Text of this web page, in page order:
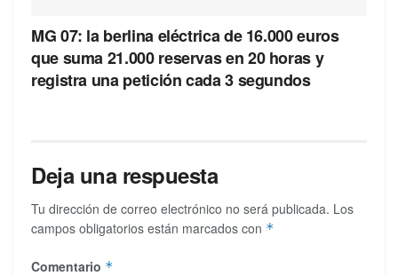
MG 07: la berlina eléctrica de 16.000 euros
que suma 21.000 reservas en 20 horas y
registra una petición cada 3 segundos
Deja una respuesta
Tu dirección de correo electrónico no será publicada. Los
campos obligatorios están marcados con *
Comentario *